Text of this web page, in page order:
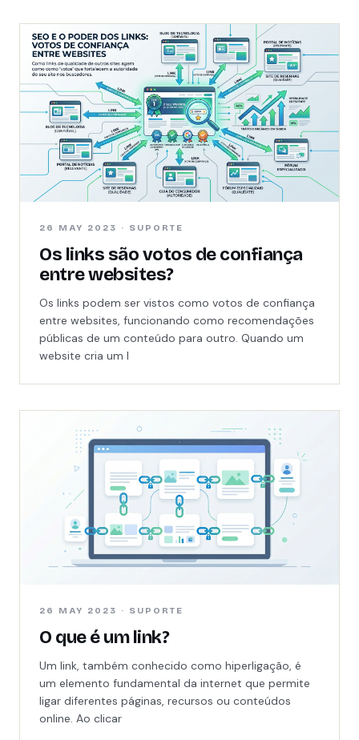
26 MAY 2023 · SUPORTE
Os links são votos de confiança
entre websites?
Os links podem ser vistos como votos de confiança
entre websites, funcionando como recomendações
públicas de um conteúdo para outro. Quando um
website cria um l
26 MAY 2023 · SUPORTE
O que é um link?
Um link, também conhecido como hiperligação, é
um elemento fundamental da internet que permite
ligar diferentes páginas, recursos ou conteúdos
online. Ao clicar